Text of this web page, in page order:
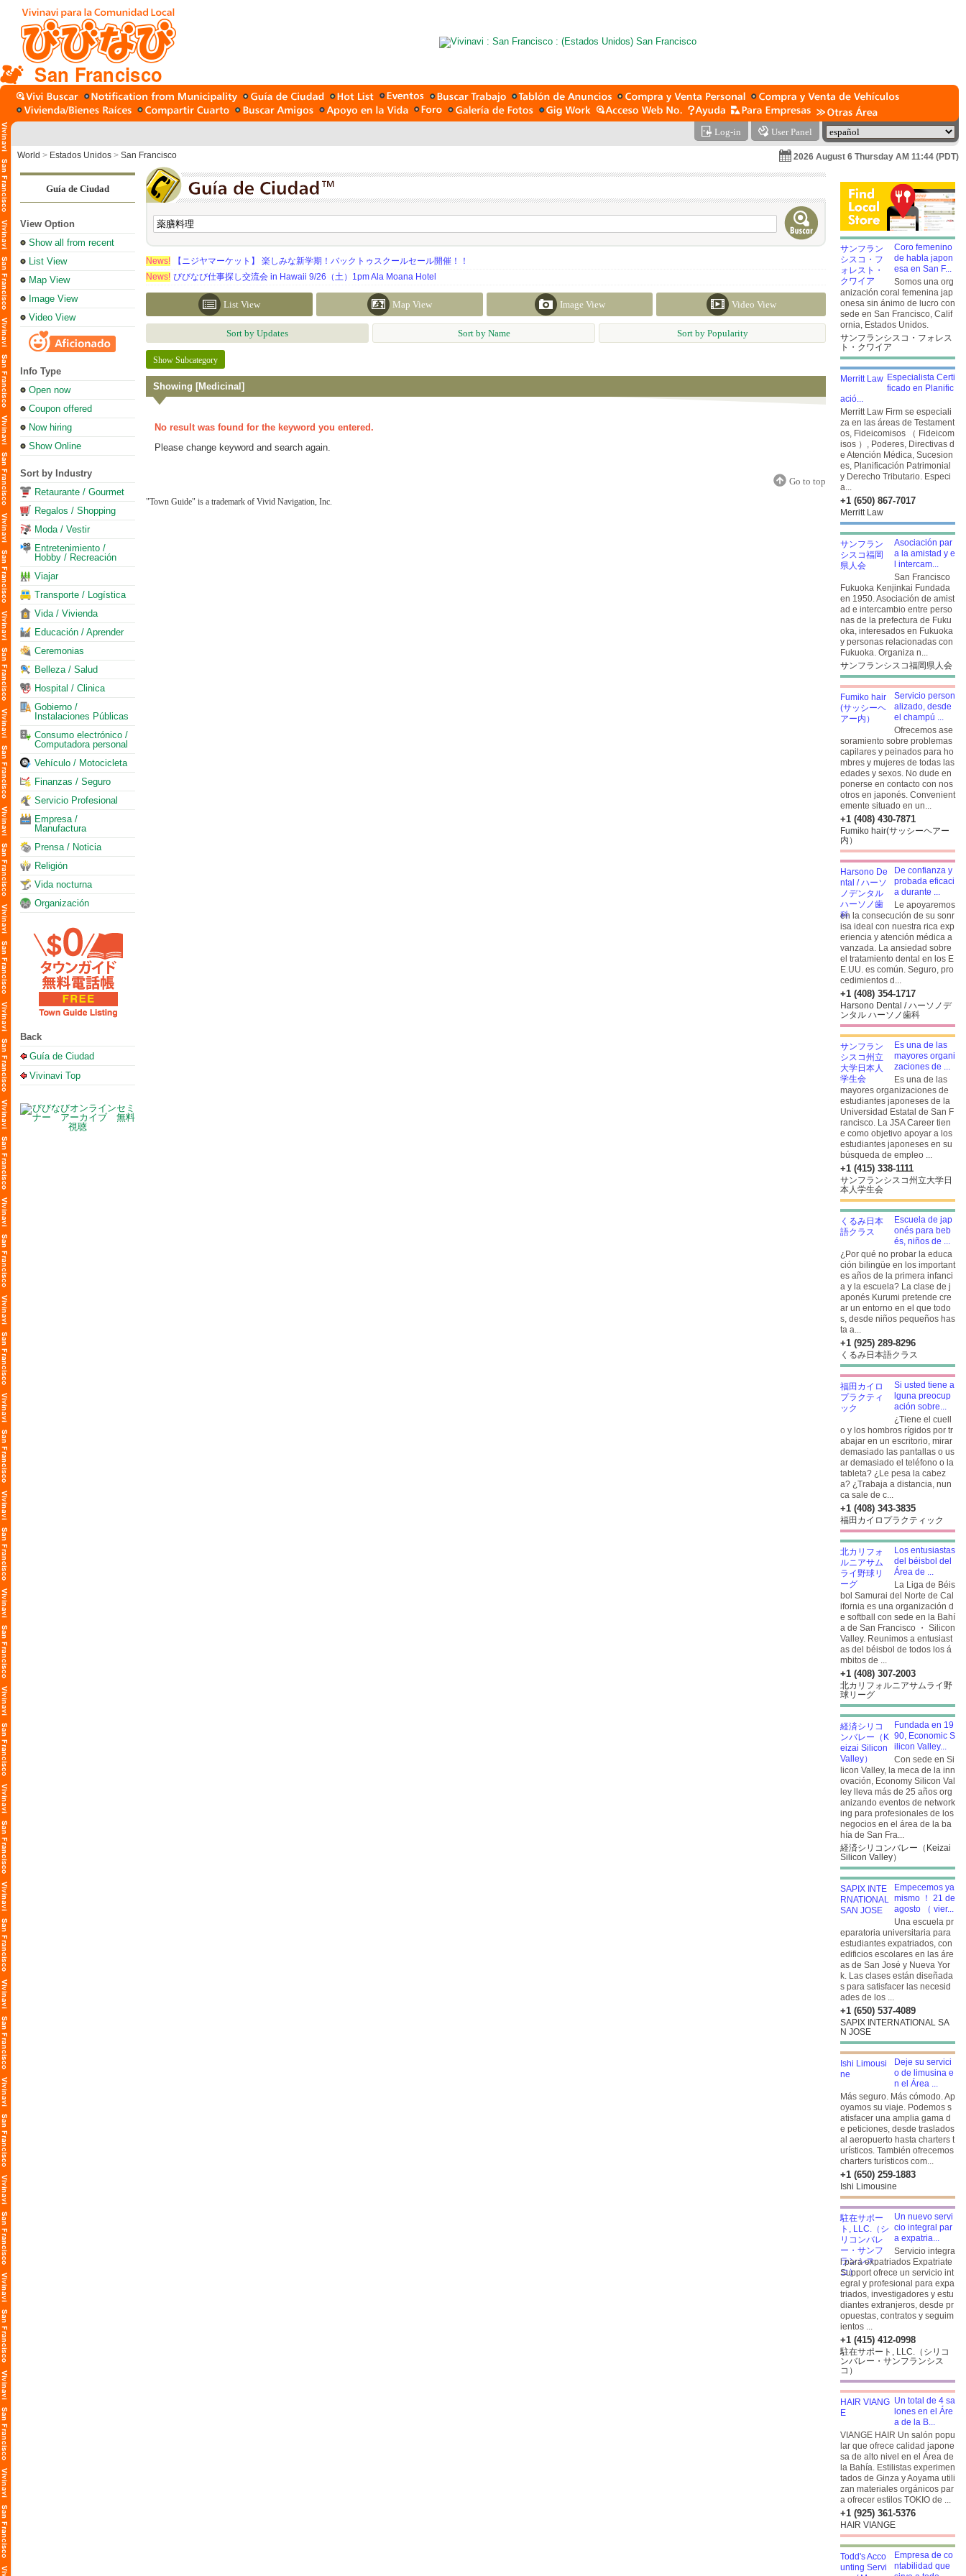
San Francisco
Log-in User Panel
World > Estados Unidos > San Francisco 2026 August 6 Thursday AM 11:44 (PDT)
Guía de Ciudad
View Option
Show all from recent
List View
Map View
Image View
Video View
Info Type
Open now
Coupon offered
Now hiring
Show Online
Sort by Industry
Retaurante / Gourmet
Regalos / Shopping
Moda / Vestir
Entretenimiento /
Hobby / Recreación
Viajar
Transporte / Logística
Vida / Vivienda
Educación / Aprender
Ceremonias
Belleza / Salud
Hospital / Clinica
Gobierno /
Instalaciones Públicas
Consumo electrónico /
Computadora personal
Vehículo / Motocicleta
Finanzas / Seguro
Servicio Profesional
Empresa /
Manufactura
Prensa / Noticia
Religión
Vida nocturna
Organización
Back
Guía de Ciudad
Vivinavi Top
News!
【ニジヤマーケット】 楽しみな新学期！バックトゥスクールセール開催！！
News! びびなび仕事探し交流会 in Hawaii 9/26（土）1pm Ala Moana Hotel
List View Map View Image View Video View
Sort by Updates Sort by Name Sort by Popularity
Show Subcategory
Showing [Medicinal]
No result was found for the keyword you entered.
Please change keyword and search again.
Go to top
"Town Guide" is a trademark of Vivid Navigation, Inc.
Coro femenino
de habla japon
esa en San F...
Somos una org
anización coral femenina jap
onesa sin ánimo de lucro con
sede en San Francisco, Calif
ornia, Estados Unidos.
サンフランシスコ・フォレス
ト・クワイア
Especialista Certi
ficado en Planific
ació...
Merritt Law Firm se especiali
za en las áreas de Testament
os, Fideicomisos （ Fideicom
isos ）, Poderes, Directivas d
e Atención Médica, Sucesion
es, Planificación Patrimonial
y Derecho Tributario. Especi
a...
+1 (650) 867-7017
Merritt Law
Asociación par
a la amistad y e
l intercam...
San Francisco
Fukuoka Kenjinkai Fundada
en 1950. Asociación de amist
ad e intercambio entre perso
nas de la prefectura de Fuku
oka, interesados en Fukuoka
y personas relacionadas con
Fukuoka. Organiza n...
サンフランシスコ福岡県人会
Servicio person
alizado, desde
el champú ...
Ofrecemos ase
soramiento sobre problemas
capilares y peinados para ho
mbres y mujeres de todas las
edades y sexos. No dude en
ponerse en contacto con nos
otros en japonés. Convenient
emente situado en un...
+1 (408) 430-7871
Fumiko hair(サッシーヘアー
内）
De confianza y
probada eficaci
a durante ...
Le apoyaremos
en la consecución de su sonr
isa ideal con nuestra rica exp
eriencia y atención médica a
vanzada. La ansiedad sobre
el tratamiento dental en los E
E.UU. es común. Seguro, pro
cedimientos d...
+1 (408) 354-1717
Harsono Dental / ハーソノデ
ンタル ハーソノ歯科
Es una de las
mayores organi
zaciones de ...
Es una de las
mayores organizaciones de
estudiantes japoneses de la
Universidad Estatal de San F
rancisco. La JSA Career tien
e como objetivo apoyar a los
estudiantes japoneses en su
búsqueda de empleo ...
+1 (415) 338-1111
サンフランシスコ州立大学日
本人学生会
Escuela de jap
onés para beb
és, niños de ...
¿Por qué no probar la educa
ción bilingüe en los important
es años de la primera infanci
a y la escuela? La clase de j
aponés Kurumi pretende cre
ar un entorno en el que todo
s, desde niños pequeños has
ta a...
+1 (925) 289-8296
くるみ日本語クラス
Si usted tiene a
lguna preocup
ación sobre...
¿Tiene el cuell
o y los hombros rígidos por tr
abajar en un escritorio, mirar
demasiado las pantallas o us
ar demasiado el teléfono o la
tableta? ¿Le pesa la cabez
a? ¿Trabaja a distancia, nun
ca sale de c...
+1 (408) 343-3835
福田カイロプラクティック
Los entusiastas
del béisbol del
Área de ...
La Liga de Béis
bol Samurai del Norte de Cal
ifornia es una organización d
e softball con sede en la Bahí
a de San Francisco ・ Silicon
Valley. Reunimos a entusiast
as del béisbol de todos los á
mbitos de ...
+1 (408) 307-2003
北カリフォルニアサムライ野
球リーグ
Fundada en 19
90, Economic S
ilicon Valley...
Con sede en Si
licon Valley, la meca de la inn
ovación, Economy Silicon Val
ley lleva más de 25 años org
anizando eventos de network
ing para profesionales de los
negocios en el área de la ba
hía de San Fra...
経済シリコンバレー（Keizai
Silicon Valley）
Empecemos ya
mismo ！ 21 de
agosto （ vier...
Una escuela pr
eparatoria universitaria para
estudiantes expatriados, con
edificios escolares en las áre
as de San José y Nueva Yor
k. Las clases están diseñada
s para satisfacer las necesid
ades de los ...
+1 (650) 537-4089
SAPIX INTERNATIONAL SA
N JOSE
Deje su servici
o de limusina e
n el Área ...
Más seguro. Más cómodo. Ap
oyamos su viaje. Podemos s
atisfacer una amplia gama d
e peticiones, desde traslados
al aeropuerto hasta charters t
urísticos. También ofrecemos
charters turísticos com...
+1 (650) 259-1883
Ishi Limousine
Un nuevo servi
cio integral par
a expatria...
Servicio integra
l para expatriados Expatriate
Support ofrece un servicio int
egral y profesional para expa
triados, investigadores y estu
diantes extranjeros, desde pr
opuestas, contratos y seguim
ientos ...
+1 (415) 412-0998
駐在サポート, LLC.（シリコ
ンバレー・サンフランシス
コ）
Un total de 4 sa
lones en el Áre
a de la B...
VIANGE HAIR Un salón popu
lar que ofrece calidad japone
sa de alto nivel en el Área de
la Bahía. Estilistas experimen
tados de Ginza y Aoyama utili
zan materiales orgánicos par
a ofrecer estilos TOKIO de ...
+1 (925) 361-5376
HAIR VIANGE
Empresa de co
ntabilidad que